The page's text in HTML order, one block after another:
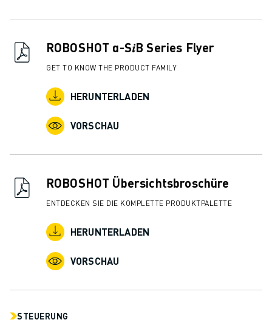
ROBOSHOT α-S𝑖B Series Flyer
GET TO KNOW THE PRODUCT FAMILY
HERUNTERLADEN
VORSCHAU
ROBOSHOT Übersichtsbroschüre
ENTDECKEN SIE DIE KOMPLETTE PRODUKTPALETTE
HERUNTERLADEN
VORSCHAU
STEUERUNG